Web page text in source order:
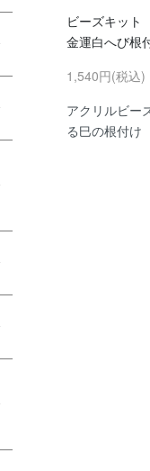
ビーズキット
金運白へび根
1,540円(税込)
アクリルビー
る巳の根付け